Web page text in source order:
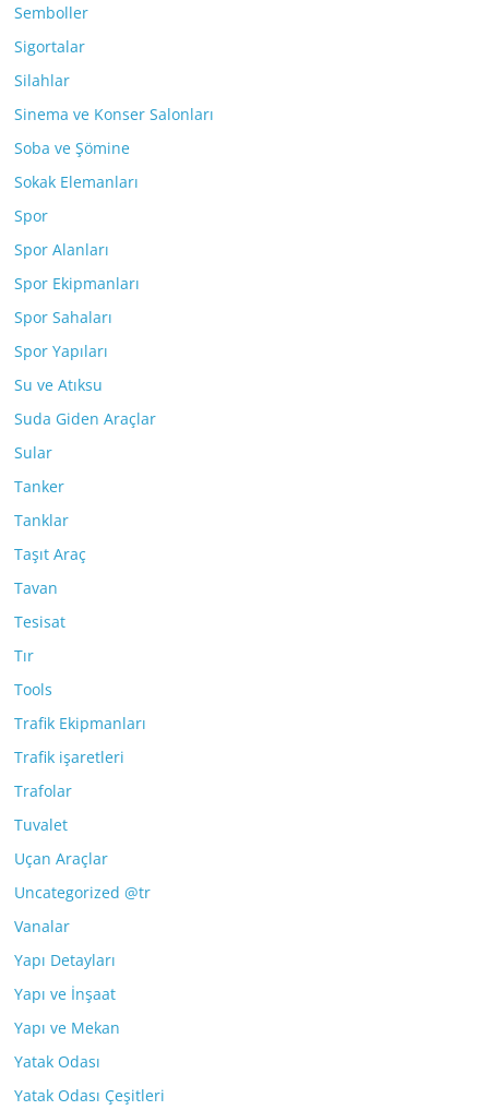
Semboller
Sigortalar
Silahlar
Sinema ve Konser Salonları
Soba ve Şömine
Sokak Elemanları
Spor
Spor Alanları
Spor Ekipmanları
Spor Sahaları
Spor Yapıları
Su ve Atıksu
Suda Giden Araçlar
Sular
Tanker
Tanklar
Taşıt Araç
Tavan
Tesisat
Tır
Tools
Trafik Ekipmanları
Trafik işaretleri
Trafolar
Tuvalet
Uçan Araçlar
Uncategorized @tr
Vanalar
Yapı Detayları
Yapı ve İnşaat
Yapı ve Mekan
Yatak Odası
Yatak Odası Çeşitleri